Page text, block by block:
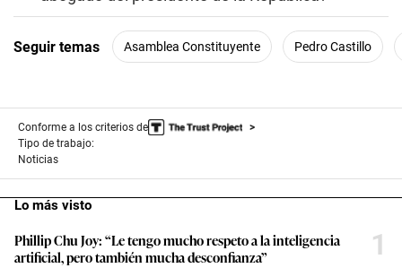
Seguir temas Asamblea Constituyente Pedro Castillo
Conforme a los criterios de
Tipo de trabajo:
Noticias
Lo más visto
Phillip Chu Joy: “Le tengo mucho respeto a la inteligencia
artificial, pero también mucha desconfianza”
1